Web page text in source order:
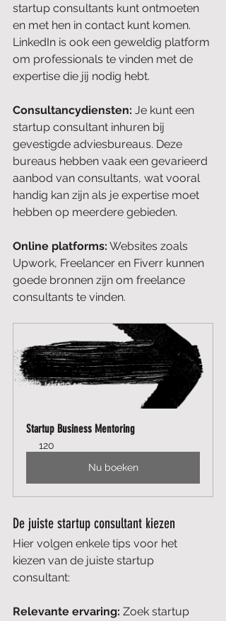
startup consultants kunt ontmoeten
en met hen in contact kunt komen.
LinkedIn is ook een geweldig platform
om professionals te vinden met de
expertise die jij nodig hebt.
Consultancydiensten: Je kunt een
startup consultant inhuren bij
gevestigde adviesbureaus. Deze
bureaus hebben vaak een gevarieerd
aanbod van consultants, wat vooral
handig kan zijn als je expertise moet
hebben op meerdere gebieden.
Online platforms: Websites zoals
Upwork, Freelancer en Fiverr kunnen
goede bronnen zijn om freelance
consultants te vinden.
Startup Business Mentoring
120
Nu boeken
De juiste startup consultant kiezen
Hier volgen enkele tips voor het
kiezen van de juiste startup
consultant:
Relevante ervaring: Zoek startup